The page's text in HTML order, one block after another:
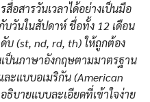
สื่อสารวันเวลาได้อย่างเป็นมือ
วันในสัปดาห์ ชื่อทั้ง 12 เดือน
บ (st, nd, rd, th) ให้ถูกต้อง
ป็นภาษาอังกฤษตามมาตรฐาน
ะแบบอเมริกัน (American
บายแบบละเอียดที่เข้าใจง่าย